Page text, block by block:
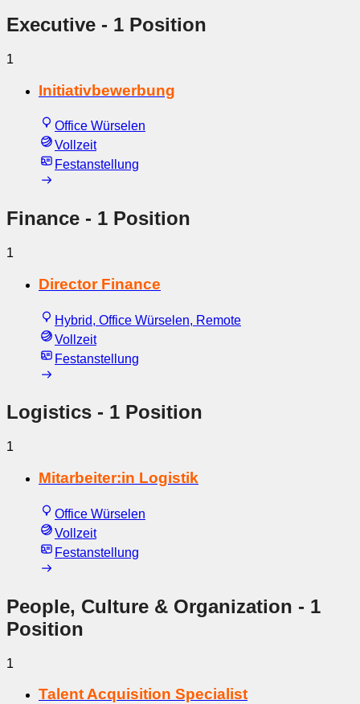
Executive - 1 Position
1
Initiativbewerbung
Office Würselen
Vollzeit
Festanstellung
Finance - 1 Position
1
Director Finance
Hybrid, Office Würselen, Remote
Vollzeit
Festanstellung
Logistics - 1 Position
1
Mitarbeiter:in Logistik
Office Würselen
Vollzeit
Festanstellung
People, Culture & Organization - 1
Position
1
Talent Acquisition Specialist